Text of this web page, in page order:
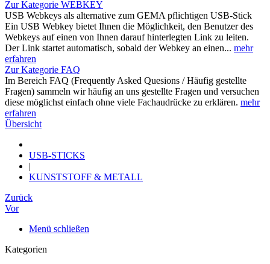
Zur Kategorie WEBKEY
USB Webkeys als alternative zum GEMA pflichtigen USB-Stick
Ein USB Webkey bietet Ihnen die Möglichkeit, den Benutzer des
Webkeys auf einen von Ihnen darauf hinterlegten Link zu leiten.
Der Link startet automatisch, sobald der Webkey an einen... mehr
erfahren
Zur Kategorie FAQ
Im Bereich FAQ (Frequently Asked Quesions / Häufig gestellte
Fragen) sammeln wir häufig an uns gestellte Fragen und versuchen
diese möglichst einfach ohne viele Fachaudrücke zu erklären. mehr
erfahren
Übersicht
USB-STICKS
|
KUNSTSTOFF & METALL
Zurück
Vor
Menü schließen
Kategorien